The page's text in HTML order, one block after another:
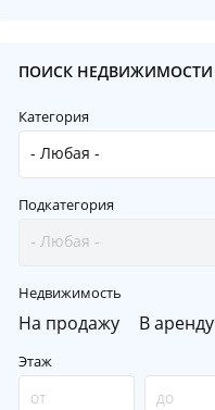
ПОИСК НЕДВИЖИМОСТИ
Категория
Подкатегория
Недвижимость
На продажу В аренду
Этаж